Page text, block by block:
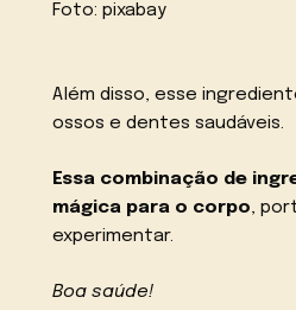
Foto:pixabay
Além disso, esse
ossos e dentes saudáveis.
Essa combinação de
mágica para o corpo,
experimentar.
Boa saúde!